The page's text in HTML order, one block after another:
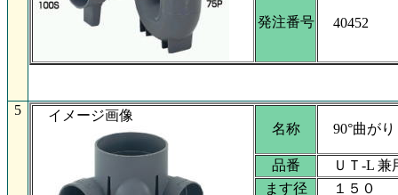
発注番号 40452
5
イメージ画像
名称
90°曲がり
品番
ＵＴ-L 兼
ます径
１５０